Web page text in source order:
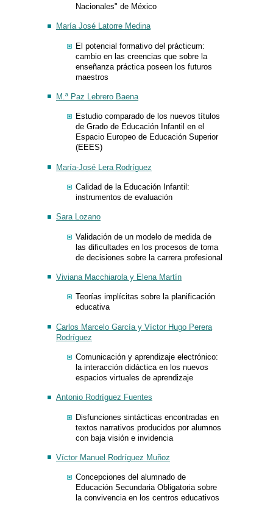
Nacionales" de México
María José Latorre Medina
El potencial formativo del prácticum:
cambio en las creencias que sobre la
enseñanza práctica poseen los futuros
maestros
M.ª Paz Lebrero Baena
Estudio comparado de los nuevos títulos
de Grado de Educación Infantil en el
Espacio Europeo de Educación Superior
(EEES)
María-José Lera Rodríguez
Calidad de la Educación Infantil:
instrumentos de evaluación
Sara Lozano
Validación de un modelo de medida de
las dificultades en los procesos de toma
de decisiones sobre la carrera profesional
Viviana Macchiarola y Elena Martín
Teorías implícitas sobre la planificación
educativa
Carlos Marcelo García y Víctor Hugo Perera
Rodríguez
Comunicación y aprendizaje electrónico:
la interacción didáctica en los nuevos
espacios virtuales de aprendizaje
Antonio Rodríguez Fuentes
Disfunciones sintácticas encontradas en
textos narrativos producidos por alumnos
con baja visión e invidencia
Víctor Manuel Rodríguez Muñoz
Concepciones del alumnado de
Educación Secundaria Obligatoria sobre
la convivencia en los centros educativos